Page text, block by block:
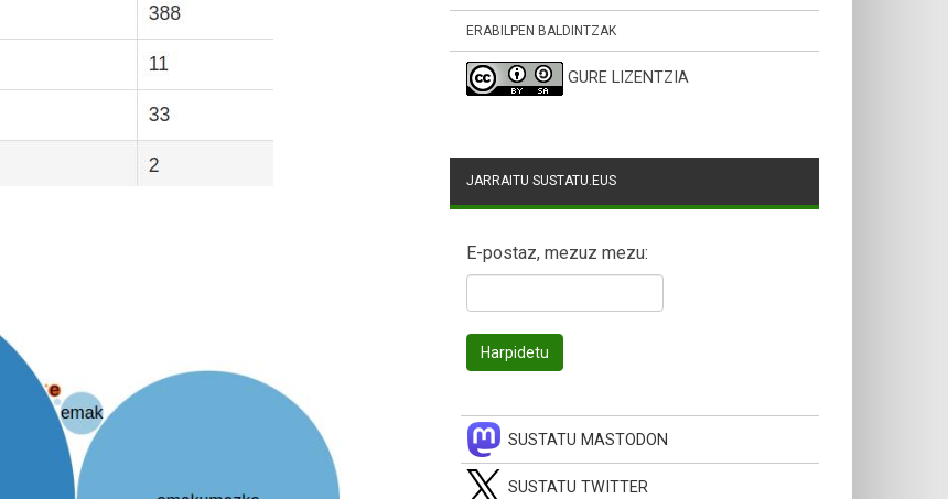
ERABILPEN BALDINTZAK
GURE LIZENTZIA
JARRAITU SUSTATU.EUS
E-postaz, mezuz mezu:
SUSTATU MASTODON
SUSTATU TWITTER